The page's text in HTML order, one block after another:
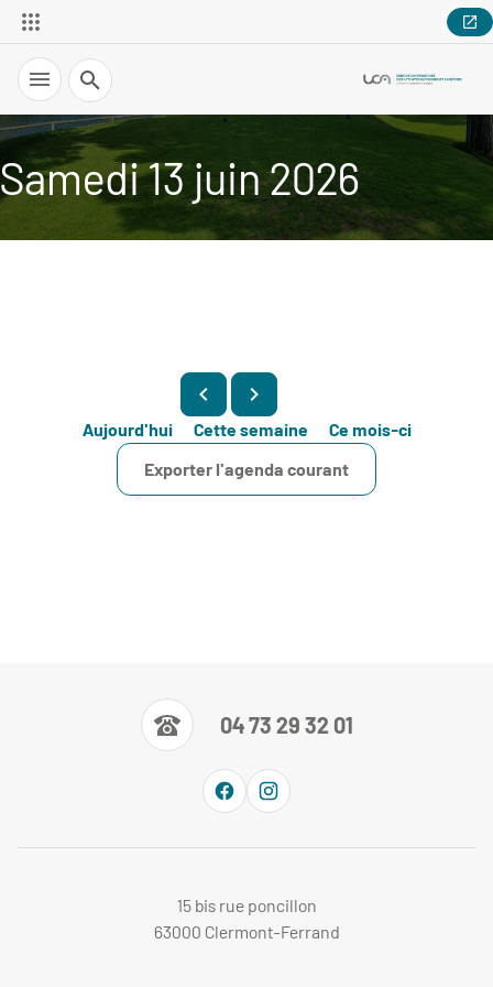
Recherche
Samedi 13 juin 2026
Aujourd'hui Cette semaine
Ce mois-ci
Exporter l'agenda courant
04 73 29 32 01
15 bis rue poncillon
63000 Clermont-Ferrand